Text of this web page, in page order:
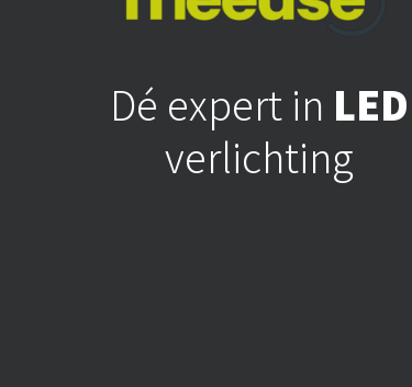
Dé expert in LED
verlichting